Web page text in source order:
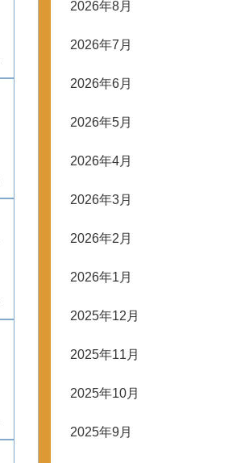
2026年8月
2026年7月
2026年6月
2026年5月
2026年4月
2026年3月
2026年2月
2026年1月
2025年12月
2025年11月
2025年10月
2025年9月